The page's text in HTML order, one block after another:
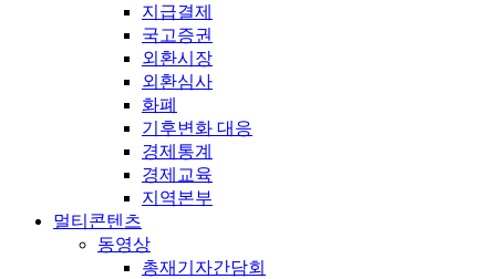
지급결제
국고증권
외환시장
외환심사
화폐
기후변화 대응
경제통계
경제교육
지역본부
멀티콘텐츠
동영상
총재기자간담회